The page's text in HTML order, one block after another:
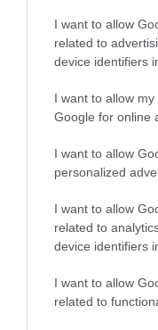
I want to allow
related to
device identifiers
I want to allow
Google for online
I want to allow
personalized
I want to allow
related to
device identifiers
I want to allow
related to
2026-08-06.
Ahány ház, annyi